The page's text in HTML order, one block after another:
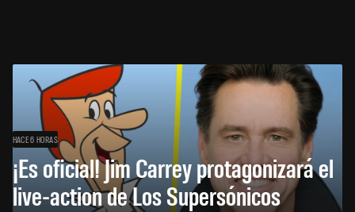
HACE 6 HORAS
¡Es oficial! Jim Carrey protagonizará el
live-action de Los Supersónicos